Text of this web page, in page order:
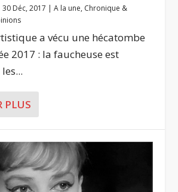
30 Déc, 2017 |A la une, Chronique &
a vécu une hécatombe
2017 : la faucheuse est
PLUS